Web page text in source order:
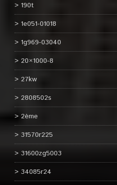
190t
1e051-01018
1g969-03040
20×1000-8
27kw
2808502s
2ème
31570r225
31600zg5003
34085r24